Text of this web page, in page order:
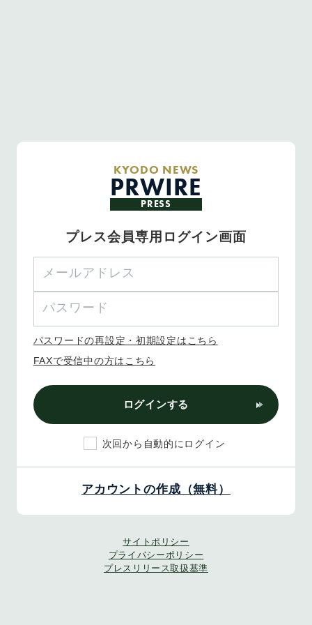
KYODO NEWS
PRWIRE
PRESS
プレス会員専用ログイン画面
パスワードの再設定・初期設定はこちら
FAXで受信中の方はこちら
ログインする
次回から自動的にログイン
アカウントの作成（無料）
サイトポリシー
プライバシーポリシー
プレスリリース取扱基準